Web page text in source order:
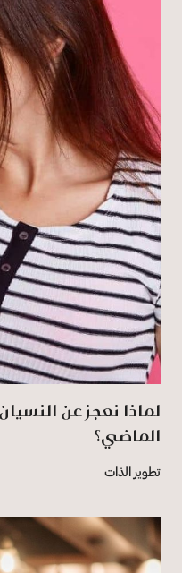
لماذا نعجز عن
الماضي؟
تطوير الذات